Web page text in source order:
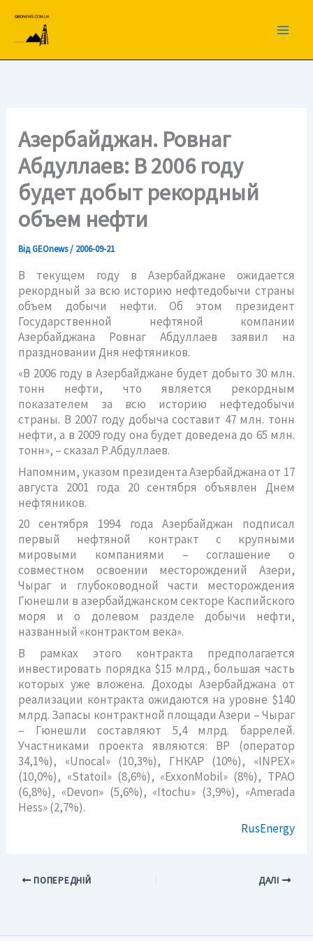
вмісту
Азербайджан. Ровнаг
Абдуллаев: В 2006 году
будет добыт рекордный
объем нефти
ВідGEOnews/ 2006-09-21
В текущем году в Азербайджане ожидается
рекордный за всю историю нефтедобычи страны
объем добычи нефти. Об этом президент
Государственной нефтяной компании
Азербайджана Ровнаг Абдуллаев заявил на
праздновании Дня нефтяников.
«В 2006 году в Азербайджане будет добыто 30 млн.
тонн нефти, что является рекордным
показателем за всю историю нефтедобычи
страны. В 2007 году добыча составит 47 млн. тонн
нефти, а в 2009 году она будет доведена до 65 млн.
тонн», – сказал Р.Абдуллаев.
Напомним, указом президента Азербайджана от 17
августа 2001 года 20 сентября объявлен Днем
нефтяников.
20 сентября 1994 года Азербайджан подписал
первый нефтяной контракт с крупными
мировыми компаниями – соглашение о
совместном освоении месторождений Азери,
Чыраг и глубоководной части месторождения
Гюнешли в азербайджанском секторе Каспийского
моря и о долевом разделе добычи нефти,
названный «контрактом века».
В рамках этого контракта предполагается
инвестировать порядка $15 млрд., большая часть
которых уже вложена. Доходы Азербайджана от
реализации контракта ожидаются на уровне $140
млрд. Запасы контрактной площади Азери – Чыраг
– Гюнешли составляют 5,4 млрд. баррелей.
Участниками проекта являются: BP (оператор
34,1%), «Unocal» (10,3%), ГНКАР (10%), «INPEX»
(10,0%), «Statoil» (8,6%), «ExxonMobil» (8%), TPAO
(6,8%), «Devon» (5,6%), «Itochu» (3,9%), «Amerada
Hess» (2,7%).
RusEnergy
ПОПЕРЕДНІЙ ДАЛІ